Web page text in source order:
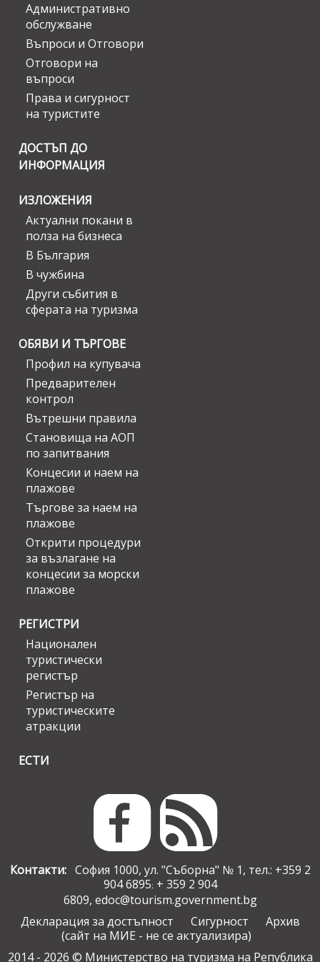
Административно
обслужване
Въпроси и Отговори
Отговори на
въпроси
Права и сигурност
на туристите
ДОСТЪП ДО
ИНФОРМАЦИЯ
ИЗЛОЖЕНИЯ
Актуални покани в
полза на бизнеса
В България
В чужбина
Други събития в
сферата на туризма
ОБЯВИ И ТЪРГОВЕ
Профил на купувача
Предварителен
контрол
Вътрешни правила
Становища на АОП
по запитвания
Концесии и наем на
плажове
Търгове за наем на
плажове
Открити процедури
за възлагане на
концесии за морски
плажове
РЕГИСТРИ
Национален
туристически
регистър
Регистър на
туристическите
атракции
ЕСТИ
Контакти:София 1000, ул. "Съборна" № 1, тел.: +359 2
904 6895; + 359 2 904
6809, edoc@tourism.government.bg
Декларация за достъпност
Сигурност
Архив
(сайт на МИЕ - не се актуализира)
2014 - 2026 © Министерство на туризма на Република